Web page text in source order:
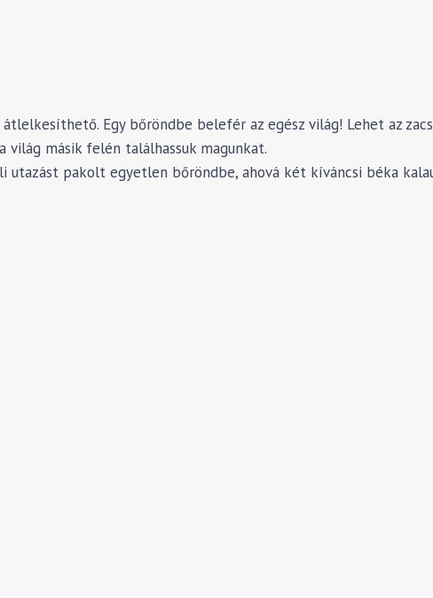
Egy bőröndbe belefér az egész világ! Lehet az
világ másik felén találhassuk magunkat.
utazást pakolt egyetlen bőröndbe, ahová két kíváncsi béka